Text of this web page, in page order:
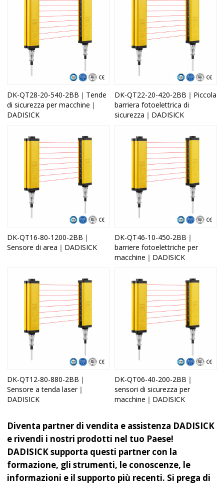
DK-QT28-20-540-2BB｜Tende
di sicurezza per macchine｜
DADISICK
DK-QT22-20-420-2BB｜Piccola
barriera fotoelettrica di
sicurezza｜DADISICK
DK-QT16-80-1200-2BB｜
Sensore di area｜DADISICK
DK-QT46-10-450-2BB｜
barriere fotoelettriche per
macchine｜DADISICK
DK-QT12-80-880-2BB｜
Sensore a tenda laser｜
DADISICK
DK-QT06-40-200-2BB｜
sensori di sicurezza per
macchine｜DADISICK
Diventa partner di vendita e assistenza DADISICK
e rivendi i nostri prodotti nel tuo Paese!
DADISICK supporta questi partner con la
formazione, gli strumenti, le conoscenze, le
informazioni e il supporto più recenti. Si prega di